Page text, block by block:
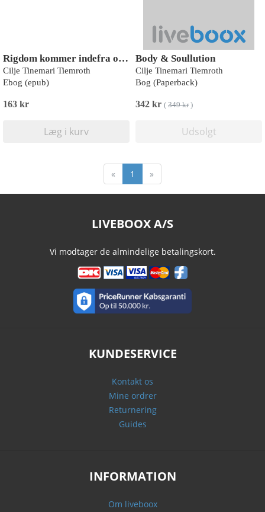
Rigdom kommer indefra og ender i banken
Cilje Tinemari Tiemroth
Ebog (epub)
163 kr
Læg i kurv
Body & Soullution
Cilje Tinemari Tiemroth
Bog (Paperback)
342 kr ( 349 kr)
Udsolgt
« 1 »
LIVEBOOX A/S
Vi modtager de almindelige betalingskort.
KUNDESERVICE
Kontakt os
Mine ordrer
Returnering
Guides
INFORMATION
Om liveboox